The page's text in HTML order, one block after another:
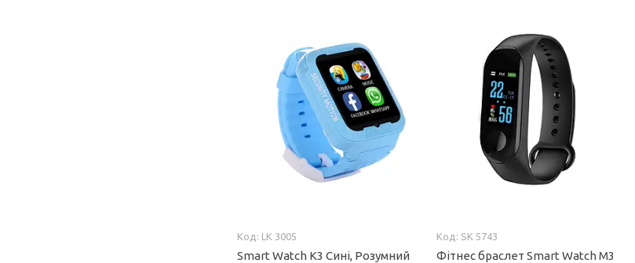
LK 3005
Smart Watch K3 Сині, Розумний
SK 5743
Фітнес браслет Smart Watch M3